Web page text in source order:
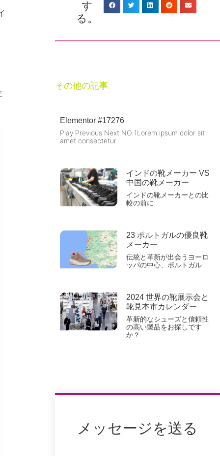
す
る。
その他の記事
Elementor #17276
Play Previous Next NO 1Lorem ipsum dolor sit
amet consectetur
インドの靴メーカー VS
中国の靴メーカー
インドの靴メーカーとの比
較の前に
23 ポルトガルの優良靴
メーカー
伝統と革新が出会うヨーロ
ッパの中心、ポルトガル
2024 世界の靴展示会と
靴見本市カレンダー
革新的なシューズと信頼性
の高い製品をお探しです
か？
メッセージを送る